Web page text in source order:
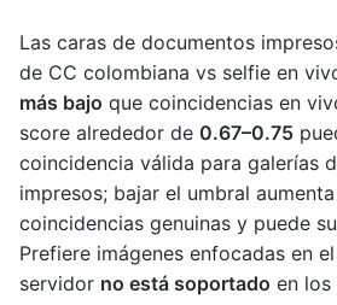
Las caras de documentos
de CC colombiana vs selfie en
más bajo que coincidencias en
score alrededor de 0.67–0.75
coincidencia válida para galerías
impresos; bajar el umbral
coincidencias genuinas y puede
Prefiere imágenes enfocadas en
servidor no está soportado en